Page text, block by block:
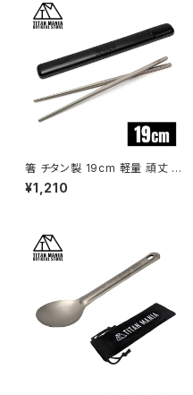
ロキャンプ アウトドア用品 キャ
ンプ用品 収納袋付き
箸 チタン製 19cm 軽量 頑丈 角
箸 小さい 短い 純チタン 1膳 滑
り止め 直火 調理器具 キャンプ
ラック）
¥1,210